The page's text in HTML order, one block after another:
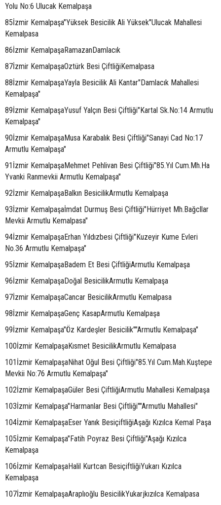
Yolu No:6 Ulucak Kemalpaşa
85İzmir Kemalpaşa"Yüksek Besicilik Ali Yüksek"Ulucak Mahallesi
Kemalpasa
86İzmir KemalpaşaRamazanDamlacık
87İzmir KemalpaşaOztürk Besi ÇiftliğiKemalpasa
88İzmir KemalpaşaYayla Besicilik Ali Kantar"Damlacık Mahallesi
Kemalpaşa"
89İzmir KemalpaşaYusuf Yalçın Besi Çiftliği"Kartal Sk.No:14 Armutlu
Kemalpaşa"
90İzmir KemalpaşaMusa Karabalık Besi Çiftliği"Sanayi Cad No:17
Armutlu Kemalpaşa"
91İzmir KemalpaşaMehmet Pehlivan Besi Çiftliği"85.Yıl Cum.Mh.Ha
Yvanki Ranmevkii Armutlu Kemalpaşa"
92İzmir KemalpaşaBalkın BesicilikArmutlu Kemalpaşa
93İzmir Kemalpaşaİmdat Durmuş Besi Çiftliği"Hürriyet Mh.Bağcllar
Mevkii Armutlu Kemalpasa"
94İzmir KemalpaşaErhan Yıldızbesi Çiftliği"Kuzeyir Kume Evleri
No.36 Armutlu Kemalpaşa"
95İzmir KemalpaşaBadem Et Besi ÇiftliğiArmutlu Kemalpaşa
96İzmir KemalpaşaDoğal BesicilikArmutlu Kemalpaşa
97İzmir KemalpaşaCancar BesicilikArmutlu Kemalpasa
98İzmir KemalpaşaGenç KasapArmutlu Kemalpaşa
99İzmir Kemalpaşa"Öz Kardeşler Besicilik""Armutlu Kemalpaşa"
100İzmir KemalpaşaKısmet BesicilikArmutlu Kemalpasa
101İzmir KemalpaşaNihat Oğul Besi Çiftliği"85.Yıl Cum.Mah.Kuştepe
Mevkii No:76 Armutlu Kemalpaşa"
102İzmir KemalpaşaGüler Besi ÇiftliğiArmutlu Mahallesi Kemalpaşa
103İzmir Kemalpaşa"Harmanlar Besi Çiftliği""Armutlu Mahallesi"
104İzmir KemalpaşaEser Yanık BesiçiftliğiAşağı Kızılca Kemal Paşa
105İzmir Kemalpaşa"Fatih Poyraz Besi Çiftliği"Aşağı Kızılca
Kemalpaşa
106İzmir KemalpaşaHalil Kurtcan BesiçiftliğiYukarı Kızılca
Kemalpaşa
107İzmir KemalpaşaAraplıoğlu BesicilikYukarjkızılca Kemalpasa